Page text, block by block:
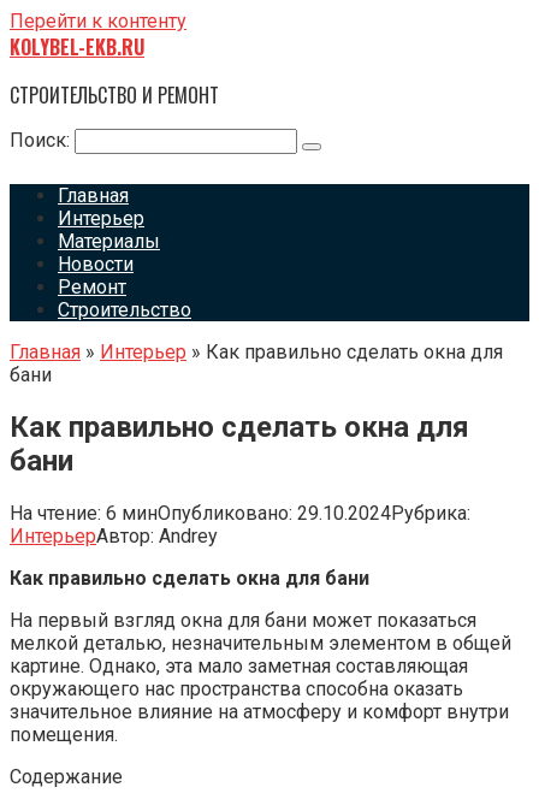
Перейти к контенту
KOLYBEL-EKB.RU
СТРОИТЕЛЬСТВО И РЕМОНТ
Поиск:
Главная
Интерьер
Материалы
Новости
Ремонт
Строительство
Главная » Интерьер » Как правильно сделать окна для
бани
Как правильно сделать окна для
бани
На чтение: 6 минОпубликовано: 29.10.2024Рубрика:
ИнтерьерАвтор: Andrey
Как правильно сделать окна для бани
На первый взгляд окна для бани может показаться
мелкой деталью, незначительным элементом в общей
картине. Однако, эта мало заметная составляющая
окружающего нас пространства способна оказать
значительное влияние на атмосферу и комфорт внутри
помещения.
Содержание